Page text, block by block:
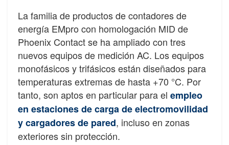
La familia de productos de contadores de
energía EMpro con homologación MID de
Phoenix Contact se ha ampliado con tres
nuevos equipos de medición AC. Los equipos
monofásicos y trifásicos están diseñados para
temperaturas extremas de hasta +70 °C. Por
tanto, son aptos en particular para el empleo
en estaciones de carga de electromovilidad
y cargadores de pared, incluso en zonas
exteriores sin protección.